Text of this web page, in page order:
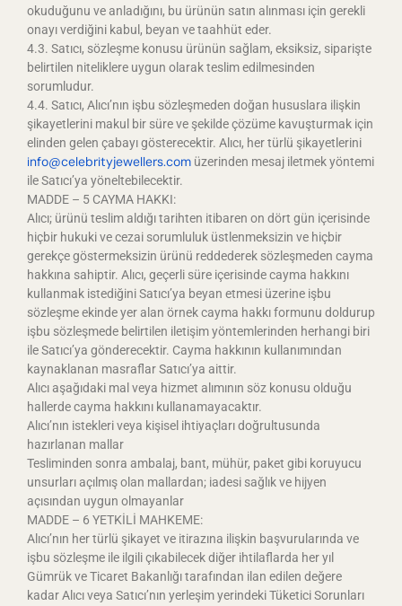
okuduğunu ve anladığını, bu ürünün satın alınması için gerekli
onayı verdiğini kabul, beyan ve taahhüt eder.
4.3. Satıcı, sözleşme konusu ürünün sağlam, eksiksiz, siparişte
belirtilen niteliklere uygun olarak teslim edilmesinden
sorumludur.
4.4. Satıcı, Alıcı’nın işbu sözleşmeden doğan hususlara ilişkin
şikayetlerini makul bir süre ve şekilde çözüme kavuşturmak için
elinden gelen çabayı gösterecektir. Alıcı, her türlü şikayetlerini
info@celebrityjewellers.com üzerinden mesaj iletmek yöntemi
ile Satıcı’ya yöneltebilecektir.
MADDE – 5 CAYMA HAKKI:
Alıcı; ürünü teslim aldığı tarihten itibaren on dört gün içerisinde
hiçbir hukuki ve cezai sorumluluk üstlenmeksizin ve hiçbir
gerekçe göstermeksizin ürünü reddederek sözleşmeden cayma
hakkına sahiptir. Alıcı, geçerli süre içerisinde cayma hakkını
kullanmak istediğini Satıcı’ya beyan etmesi üzerine işbu
sözleşme ekinde yer alan örnek cayma hakkı formunu doldurup
işbu sözleşmede belirtilen iletişim yöntemlerinden herhangi biri
ile Satıcı’ya gönderecektir. Cayma hakkının kullanımından
kaynaklanan masraflar Satıcı’ya aittir.
Alıcı aşağıdaki mal veya hizmet alımının söz konusu olduğu
hallerde cayma hakkını kullanamayacaktır.
Alıcı’nın istekleri veya kişisel ihtiyaçları doğrultusunda
hazırlanan mallar
Tesliminden sonra ambalaj, bant, mühür, paket gibi koruyucu
unsurları açılmış olan mallardan; iadesi sağlık ve hijyen
açısından uygun olmayanlar
MADDE – 6 YETKİLİ MAHKEME:
Alıcı’nın her türlü şikayet ve itirazına ilişkin başvurularında ve
işbu sözleşme ile ilgili çıkabilecek diğer ihtilaflarda her yıl
Gümrük ve Ticaret Bakanlığı tarafından ilan edilen değere
kadar Alıcı veya Satıcı’nın yerleşim yerindeki Tüketici Sorunları